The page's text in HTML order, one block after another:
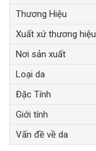
Thương Hiệu
Xuất xứ thương hiệu
Nơi sản xuất
Loại da
Đặc Tính
Giới tính
Vấn đề về da